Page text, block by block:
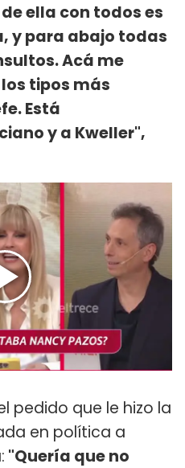
ella con todos es
y para abajo todas
Acá me
tipos más
Está
y a Kweller",
pedido que le hizo la
en política a
"Quería que no